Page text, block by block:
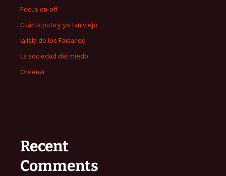
Focus on-off
Cuánta puta y yo tan viejo
la Isla de los Faisanes
La sociedad del miedo
Ordenar
Recent
Comments